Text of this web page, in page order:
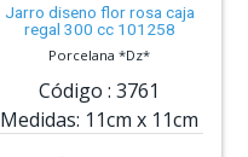
Jarro diseno flor rosa caja
regal 300 cc 101258
Porcelana *Dz*
Código : 3761
Medidas: 11cm x 11cm